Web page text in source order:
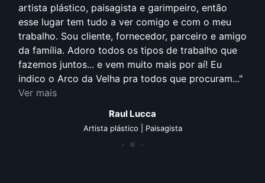
artista plástico, paisagista e garimpeiro, então
esse lugar tem tudo a ver comigo e com o meu
trabalho. Sou cliente, fornecedor, parceiro e amigo
da família. Adoro todos os tipos de trabalho que
fazemos juntos... e vem muito mais por aí! Eu
indico o Arco da Velha pra todos que procuram...
Ver mais
Raul Lucca
Artista plástico | Paisagista